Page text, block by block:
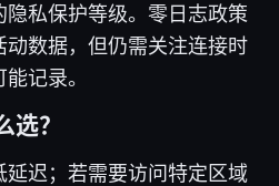
隐私保护等级。零日志政策
数据，但仍需关注连接时
记录。
选？
迟；若需要访问特定区域